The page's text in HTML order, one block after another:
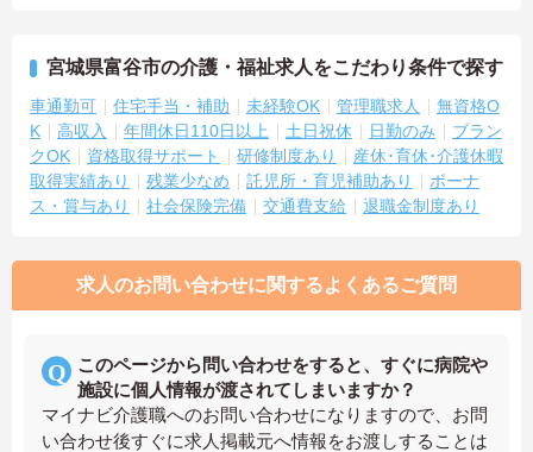
宮城県富谷市の介護・福祉求人をこだわり条件で探す
車通勤可 住宅手当・補助 未経験OK 管理職求人
無資格O
K
高収入 年間休日110日以上 土日祝休 日勤のみ
ブラン
クOK
資格取得サポート 研修制度あり
産休･育休･介護休暇
取得実績あり
残業少なめ 託児所・育児補助あり
ボーナ
ス・賞与あり
社会保険完備 交通費支給 退職金制度あり
求人のお問い合わせに関するよくあるご質問
このページから問い合わせをすると、すぐに病院や
施設に個人情報が渡されてしまいますか？
マイナビ介護職へのお問い合わせになりますので、お問
い合わせ後すぐに求人掲載元へ情報をお渡しすることは